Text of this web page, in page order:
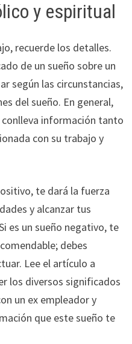
y espiritual
recuerde los detalles.
de un sueño sobre un
según las circunstancias,
del sueño. En general,
información tanto
con su trabajo y
te dará la fuerza
y alcanzar tus
es un sueño negativo, te
debes
Lee el artículo a
los diversos significados
un ex empleador y
que este sueño te